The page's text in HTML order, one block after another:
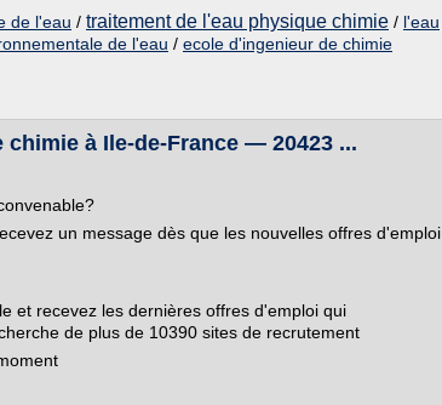
de l'eau / traitement de l'eau physique chimie / l'eau
de l'eau / ecole d'ingenieur de chimie
à Ile-de-France — 20423 ...
un message dès que les nouvelles offres d'emploi
et recevez les dernières offres d'emploi qui
de plus de 10390 sites de recrutement